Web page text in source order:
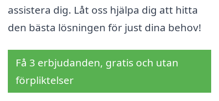
assistera dig. Låt oss hjälpa dig att hitta
den bästa lösningen för just dina behov!
Få 3 erbjudanden, gratis och utan
förpliktelser